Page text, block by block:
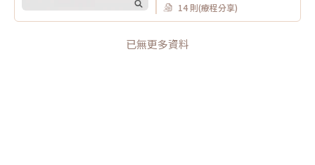
14 則(療程分享)
已無更多資料